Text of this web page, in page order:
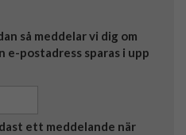
så meddelar vi dig om
e-postadress sparas i upp
ett meddelande när